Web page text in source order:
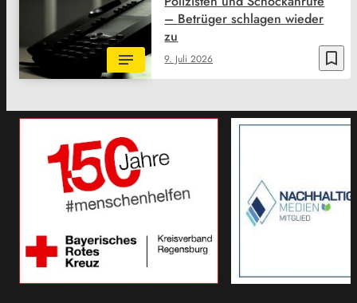
bookmark_border
9. Juli 2026
– Betrüger schlagen wieder
zu